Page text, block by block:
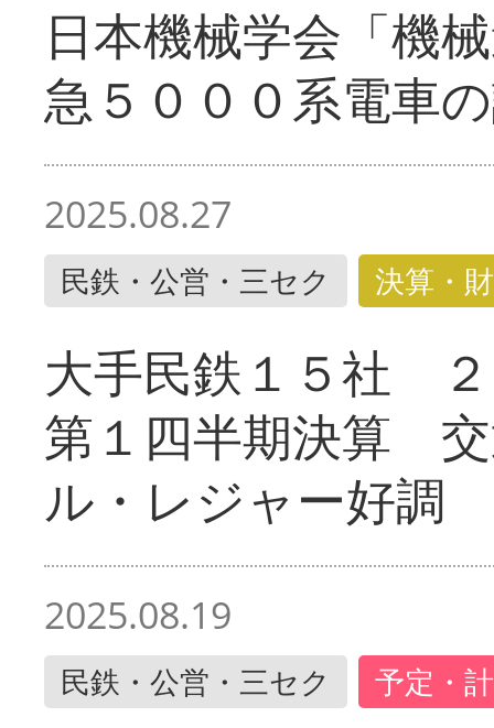
日本機械学会「機
急５０００系電車
2025.08.27
民鉄・公営・三セク 決算・
大手民鉄１５社
第１四半期決算
ル・レジャー好調
2025.08.19
民鉄・公営・三セク 予定・